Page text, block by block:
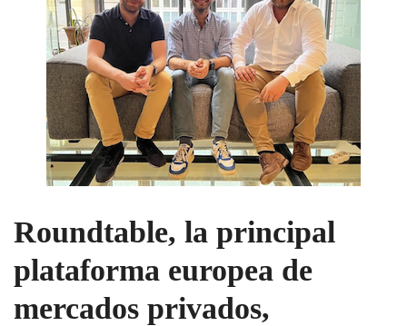
Roundtable, la principal
plataforma europea de
mercados privados,